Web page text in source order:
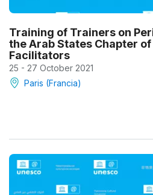
Training of Trainers on
the Arab States Chapter
Facilitators
25 - 27 October 2021
Paris (Francia)